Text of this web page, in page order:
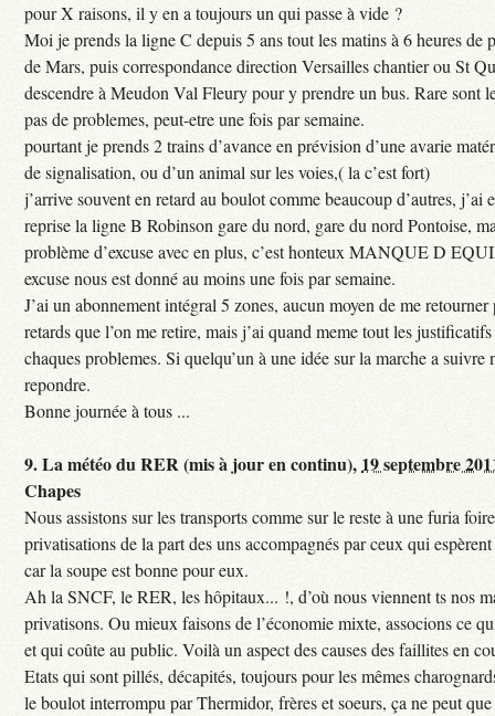
pour X raisons, il y en a toujours un qui passe à vide ?
Moi je prends la ligne C depuis 5 ans tout les matins à 6 heures de
de Mars, puis correspondance direction Versailles chantier ou St
descendre à Meudon Val Fleury pour y prendre un bus. Rare sont
pas de problemes, peut-etre une fois par semaine.
pourtant je prends 2 trains d’avance en prévision d’une avarie
de signalisation, ou d’un animal sur les voies,( la c’est fort)
j’arrive souvent en retard au boulot comme beaucoup d’autres, j’ai
reprise la ligne B Robinson gare du nord, gare du nord Pontoise,
problème d’excuse avec en plus, c’est honteux MANQUE D
excuse nous est donné au moins une fois par semaine.
J’ai un abonnement intégral 5 zones, aucun moyen de me
retards que l’on me retire, mais j’ai quand meme tout les
chaques problemes. Si quelqu’un à une idée sur la marche a suivre
repondre.
Bonne journée à tous ...
9.La météo du RER (mis à jour en continu), 19 septembre
Chapes
Nous assistons sur les transports comme sur le reste à une furia
privatisations de la part des uns accompagnés par ceux qui
car la soupe est bonne pour eux.
Ah la SNCF, le RER, les hôpitaux... !, d’où nous viennent ts nos
privatisons. Ou mieux faisons de l’économie mixte, associons ce
et qui coûte au public. Voilà un aspect des causes des faillites en
Etats qui sont pillés, décapités, toujours pour les mêmes
le boulot interrompu par Thermidor, frères et soeurs, ça ne peut